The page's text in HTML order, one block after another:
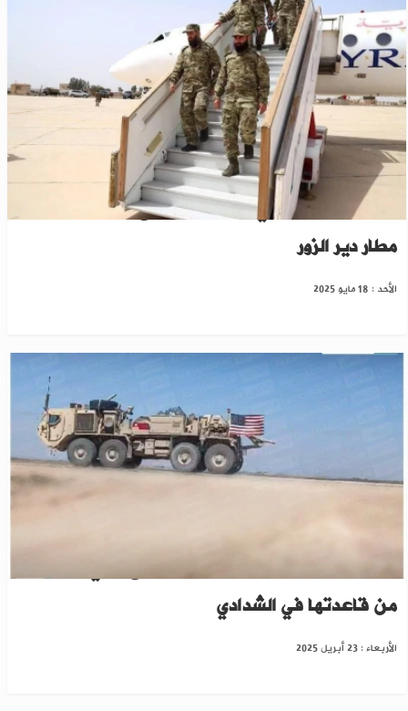
خاص: وفد عسكري من وزارة الدفاع السورية يصل
مطار دير الزور
الأحد : 18 مايو 2025
القوات الأمريكية تسحب أنظمة دفاع جوي وصواريخ
من قاعدتها في الشدادي
الأربعاء : 23 أبريل 2025